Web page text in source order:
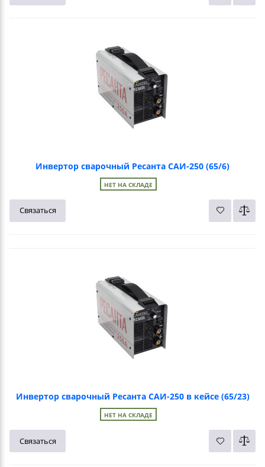
Инвертор сварочный Ресанта САИ-250 (65/6)
НЕТ НА СКЛАДЕ
Связаться
Инвертор сварочный Ресанта САИ-250 в кейсе (65/23)
НЕТ НА СКЛАДЕ
Связаться